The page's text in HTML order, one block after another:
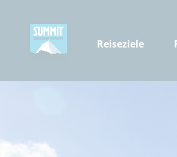
Reiseziele